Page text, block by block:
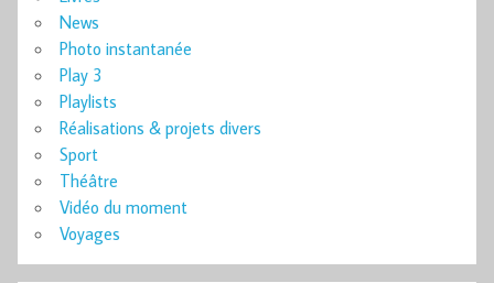
News
Photo instantanée
Play 3
Playlists
Réalisations & projets divers
Sport
Théâtre
Vidéo du moment
Voyages